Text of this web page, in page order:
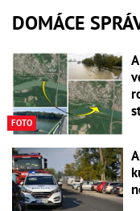
DOMÁCE
FOTO